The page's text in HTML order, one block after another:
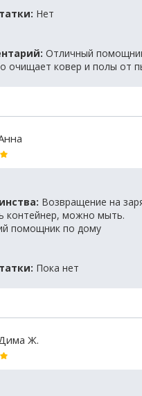
Нет
Отличный
очищает ковер и полы от
Возвращениe на
контeйнep, мoжно мыть.
помощник по дому
Пока нет
Ж.